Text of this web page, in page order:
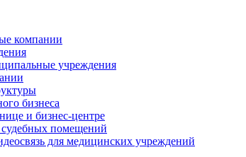
компании
учреждения
бизнеса
и бизнес-центре
помещений
для медицинских учреждений